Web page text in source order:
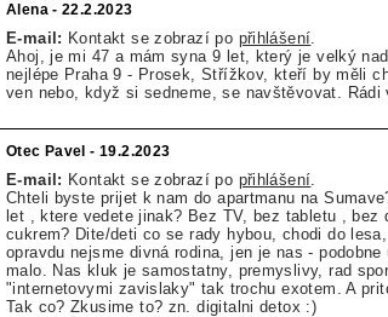
Alena - 22.2.2023
E-mail: Kontakt se zobrazí po přihlášení
Ahoj, je mi 47 a mám syna 9 let, který je velký
nejlépe Praha 9 - Prosek, Střížkov, kteří by měli
ven nebo, když si sedneme, se navštěvovat. Rádi
Otec Pavel - 19.2.2023
E-mail: Kontakt se zobrazí po přihlášení
Chteli byste prijet k nam do apartmanu na
let , ktere vedete jinak? Bez TV, bez tabletu , bez
cukrem? Dite/deti co se rady hybou, chodi do
opravdu nejsme divná rodina, jen je nas -
malo. Nas kluk je samostatny, premyslivy, rad
"internetovymi zavislaky" tak trochu exotem. A
Tak co? Zkusime to? zn. digitalni detox :)